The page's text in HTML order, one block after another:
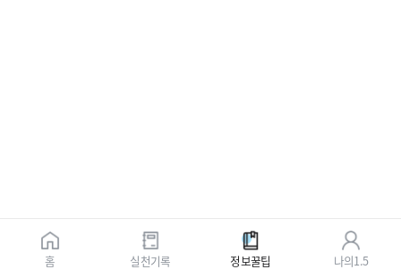
홈 실천기록 정보꿀팁 나의1.5